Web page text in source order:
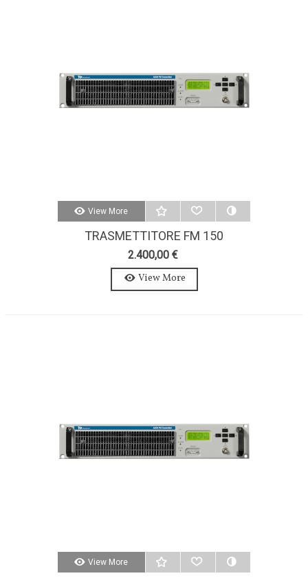
View More
TRASMETTITORE FM 150
WATTS-AXON 150W-STEREO-
MPX
2.400,00 €
View More
View More